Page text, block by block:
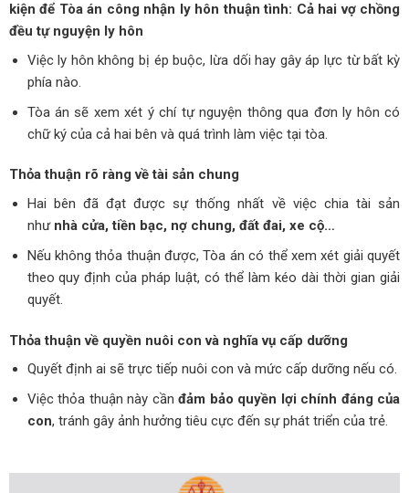
kiện để Tòa án công nhận ly hôn thuận tình: Cả hai vợ chồng
đều tự nguyện ly hôn
Việc ly hôn không bị ép buộc, lừa dối hay gây áp lực từ bất kỳ
phía nào.
Tòa án sẽ xem xét ý chí tự nguyện thông qua đơn ly hôn có
chữ ký của cả hai bên và quá trình làm việc tại tòa.
Thỏa thuận rõ ràng về tài sản chung
Hai bên đã đạt được sự thống nhất về việc chia tài sản
như nhà cửa, tiền bạc, nợ chung, đất đai, xe cộ…
Nếu không thỏa thuận được, Tòa án có thể xem xét giải quyết
theo quy định của pháp luật, có thể làm kéo dài thời gian giải
quyết.
Thỏa thuận về quyền nuôi con và nghĩa vụ cấp dưỡng
Quyết định ai sẽ trực tiếp nuôi con và mức cấp dưỡng nếu có.
Việc thỏa thuận này cần đảm bảo quyền lợi chính đáng của
con, tránh gây ảnh hưởng tiêu cực đến sự phát triển của trẻ.